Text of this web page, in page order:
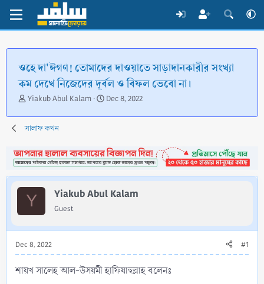
ওহে দা'ঈগণ! তোমাদের দাওয়াতে সাড়াদানকারীর সংখ্যা
কম দেখে নিজেদের দূর্বল ও বিফল ভেবো না।
T
r
e
d
s
t
a
r
r
Yiakub Abul Kalam
S
a
d
a
t
e
Dec 8, 2022
সালাফ কথন
Y Yiakub Abul Kalam
Guest
Dec 8, 2022 #1
শায়খ সালেহ আল-উসয়মী হাফিযাহুল্লাহ বলেনঃ